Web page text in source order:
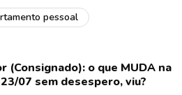
pessoal
(Consignado): o que MUDA na
07 sem desespero, viu?